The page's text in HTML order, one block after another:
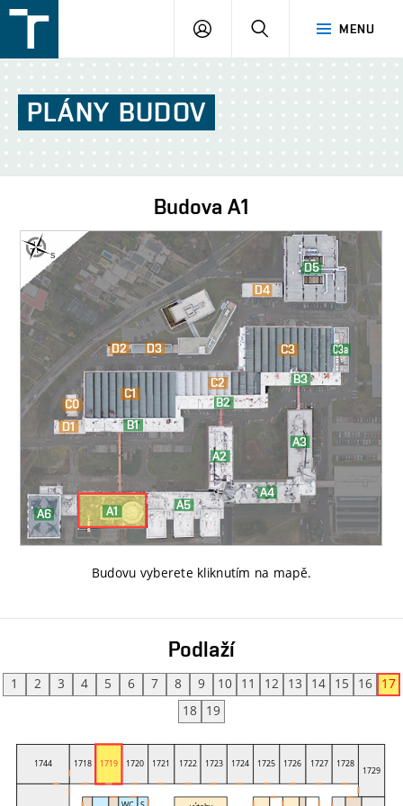
v
Brně
MENU
PŘIHLÁŠENÍ
PLÁNY BUDOV
Budova A1
Budovu vyberete kliknutím na mapě.
Podlaží
1 2 3 4 5 6 7 8 9 10 11 12 13 14 15 16
17
18
19